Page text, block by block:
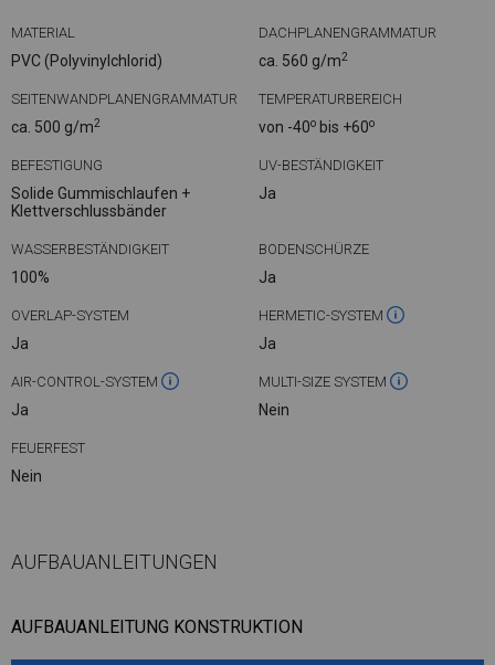
MATERIAL
PVC (Polyvinylchlorid)
DACHPLANENGRAMMATUR
ca. 560 g/m2
SEITENWANDPLANENGRAMMATUR
ca. 500 g/m2
TEMPERATURBEREICH
von -40o bis +60o
BEFESTIGUNG
Solide Gummischlaufen +
Klettverschlussbänder
UV-BESTÄNDIGKEIT
Ja
WASSERBESTÄNDIGKEIT
100%
BODENSCHÜRZE
Ja
OVERLAP-SYSTEM
Ja
HERMETIC-SYSTEM
Ja
AIR-CONTROL-SYSTEM
Ja
MULTI-SIZE SYSTEM
Nein
FEUERFEST
Nein
AUFBAUANLEITUNGEN
AUFBAUANLEITUNG KONSTRUKTION